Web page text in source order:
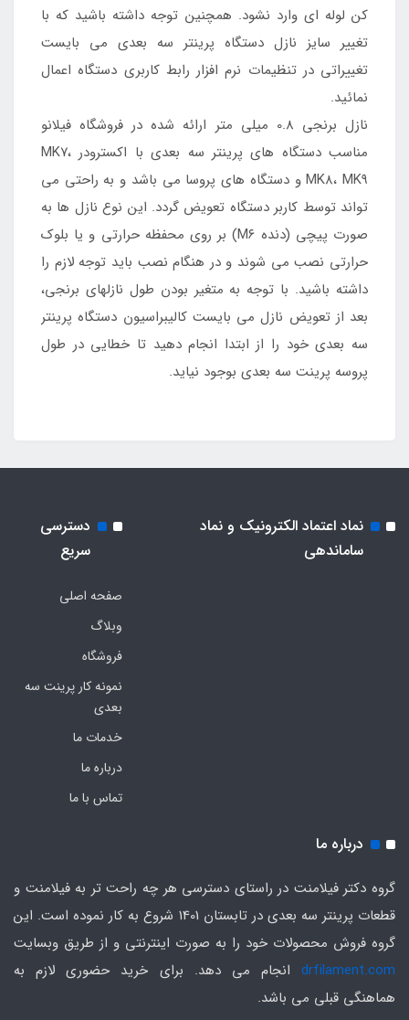
کن لوله ای وارد نشود. همچنین توجه داشته باشید که با
تغییر سایز نازل دستگاه پرینتر سه بعدی می بایست
تغییراتی در تنظیمات نرم افزار رابط کاربری دستگاه اعمال
نمائید.
نازل برنجی 0.8 میلی متر ارائه شده در فروشگاه فیلانو
مناسب دستگاه های پرینتر سه بعدی با اکسترودر MK۷،
MK۸، MK۹ و دستگاه های پروسا می باشد و به راحتی می
تواند توسط کاربر دستگاه تعویض گردد. این نوع نازل ها به
صورت پیچی (دنده M۶) بر روی محفظه حرارتی و یا بلوک
حرارتی نصب می شوند و در هنگام نصب باید توجه لازم را
داشته باشید. با توجه به متغیر بودن طول نازلهای برنجی،
بعد از تعویض نازل می بایست کالیبراسیون دستگاه پرینتر
سه بعدی خود را از ابتدا انجام دهید تا خطایی در طول
پروسه پرینت سه بعدی بوجود نیاید.
نماد اعتماد الکترونیک و نماد
ساماندهی
دسترسی
سریع
صفحه اصلی
وبلاگ
فروشگاه
نمونه کار پرینت سه
بعدی
خدمات ما
درباره ما
تماس با ما
درباره ما
گروه دکتر فیلامنت در راستای دسترسی هر چه راحت تر به فیلامنت و
قطعات پرینتر سه بعدی در تابستان 1401 شروع به کار نموده است. این
گروه فروش محصولات خود را به صورت اینترنتی و از طریق وبسایت
drfilament.com انجام می دهد. برای خرید حضوری لازم به
هماهنگی قبلی می باشد.